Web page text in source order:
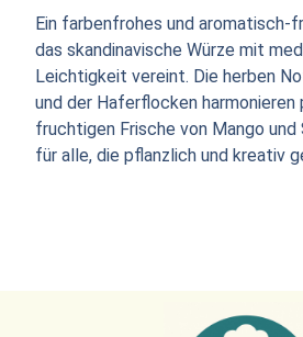
Ein farbenfrohes und aromatisch-
das skandinavische Würze mit
Leichtigkeit vereint. Die herben
und der Haferflocken
fruchtigen Frische von Mango
für alle, die pflanzlich und kreativ